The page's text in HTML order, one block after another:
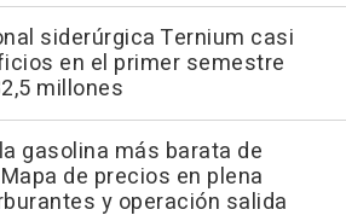
siderúrgica Ternium casi
en el primer semestre
millones
gasolina más barata de
de precios en plena
y operación salida